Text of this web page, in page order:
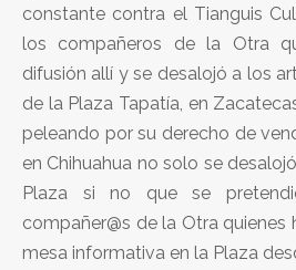
constante contra el Tianguis
los compañeros de la Otra
difusión allí y se desalojó a los
de la Plaza Tapatía, en
peleando por su derecho de
en Chihuahua no solo se
Plaza si no que se
compañer@s de la Otra quienes
mesa informativa en la Plaza